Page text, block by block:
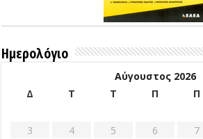
Ημερολόγιο
Αύγουστος 2026
Δ
Τ Τ Π Π
3
4 5 6 7